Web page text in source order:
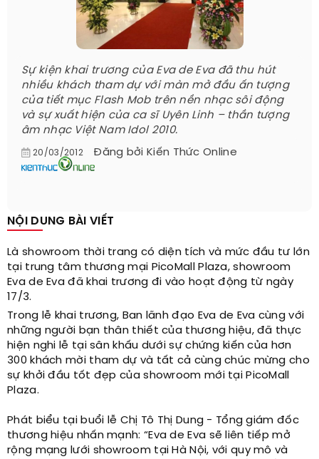
Sự kiện khai trương của Eva de Eva đã thu hút
nhiều khách tham dự với màn mở đầu ấn tượng
của tiết mục Flash Mob trên nền nhạc sôi động
và sự xuất hiện của ca sĩ Uyên Linh – thần tượng
âm nhạc Việt Nam Idol 2010.
20/03/2012 Đăng bởi Kiến Thức Online
NỘI DUNG BÀI VIẾT
Là showroom thời trang có diện tích và mức đầu tư lớn
tại trung tâm thương mại PicoMall Plaza, showroom
Eva de Eva đã khai trương đi vào hoạt động từ ngày
17/3.
Trong lễ khai trương, Ban lãnh đạo Eva de Eva cùng với
những người bạn thân thiết của thương hiệu, đã thực
hiện nghi lễ tại sân khấu dưới sự chứng kiến của hơn
300 khách mời tham dự và tất cả cùng chúc mừng cho
sự khởi đầu tốt đẹp của showroom mới tại PicoMall
Plaza.
Phát biểu tại buổi lễ Chị Tô Thị Dung - Tổng giám đốc
thương hiệu nhấn mạnh: “Eva de Eva sẽ liên tiếp mở
rộng mạng lưới showroom tại Hà Nội, với quy mô và